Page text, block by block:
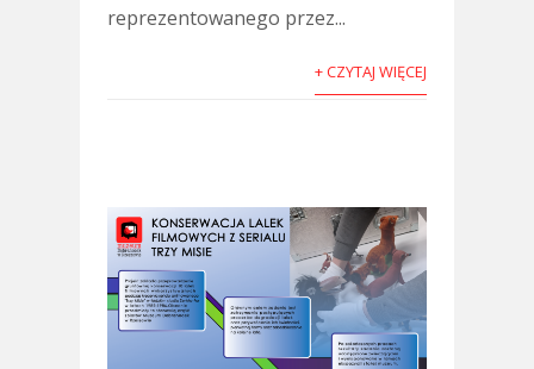
reprezentowanego przez...
+ CZYTAJ WIĘCEJ